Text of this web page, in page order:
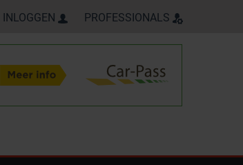
INLOGGEN PROFESSIONALS